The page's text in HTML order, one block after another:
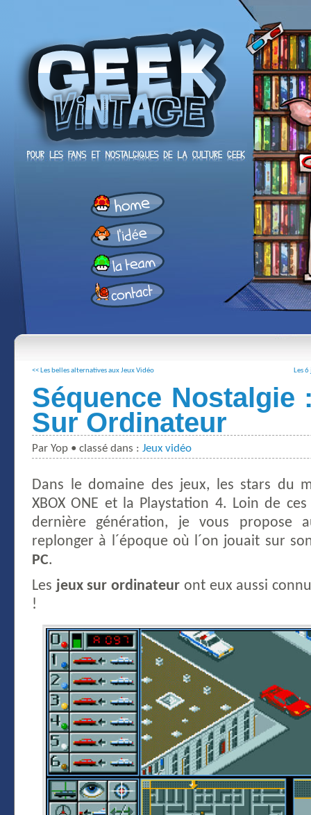
<< Les belles alternatives aux Jeux Vidéo Les
Séquence Nostalgie
Sur Ordinateur
Par Yop • classé dans : Jeux vidéo
Dans le domaine des jeux, les stars du
XBOX ONE et la Playstation 4. Loin de
dernière génération, je vous propose
replonger à l´époque où l´on jouait sur
PC.
Les jeux sur ordinateur ont eux aussi
!